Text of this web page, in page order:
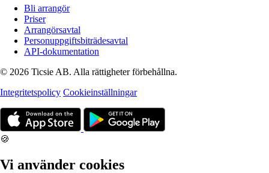
Bli arrangör
Priser
Arrangörsavtal
Personuppgiftsbiträdesavtal
API-dokumentation
© 2026 Ticsie AB. Alla rättigheter förbehållna.
Integritetspolicy Cookieinställningar
🍪
Vi använder cookies